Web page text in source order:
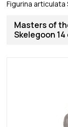
Figurina articulata
Masters of
Skelegoon 14